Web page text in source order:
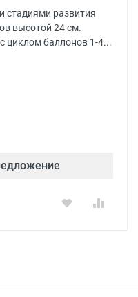
стадиями развития
высотой 24 см.
циклом баллонов 1-4...